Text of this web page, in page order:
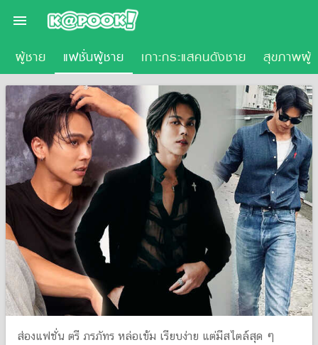

ผู้ชาย แฟชั่นผู้ชาย เกาะกระแสคนดังชาย สุขภาพผู้
ส่องแฟชั่น ตรี ภรภัทร หล่อเข้ม เรียบง่าย แต่มีสไตล์สุด ๆ